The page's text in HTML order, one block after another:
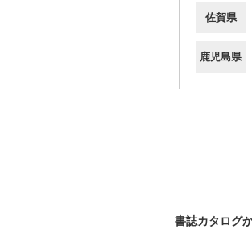
佐賀県
鹿児島県
書誌カタログ